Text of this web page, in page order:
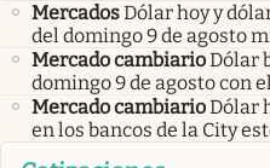
MercadosDólar hoy y
del domingo 9 de agosto
Mercado cambiarioDólar
domingo 9 de agosto con
Mercado cambiarioDólar
en los bancos de la City